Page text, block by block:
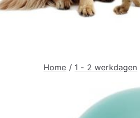
Home / 1 - 2 werkdagen